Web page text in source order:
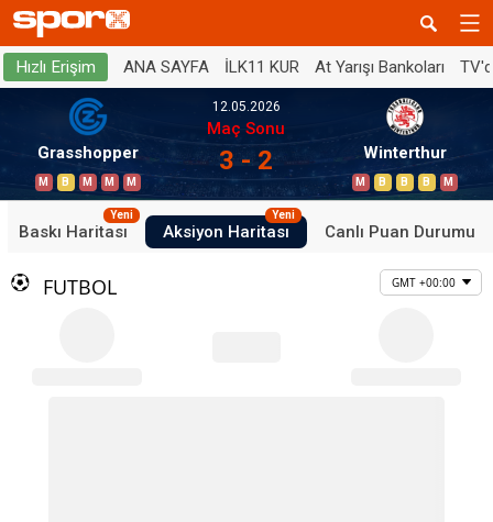
Hızlı Erişim ANA SAYFA İLK11 KUR At Yarışı Bankoları
Grasshopper
M B M M M
12.05.2026
Maç Sonu
3 - 2 Winterthur
M B B B M
Baskı Haritası
Yeni
Aksiyon Haritası
Yeni
Canlı Puan Durumu
FUTBOL GMT +00:00